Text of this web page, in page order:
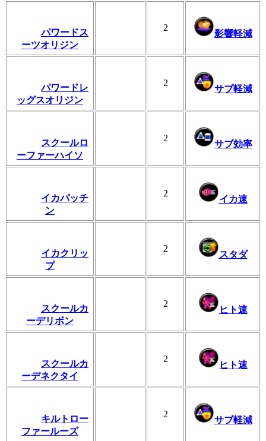
パワードス
ーツオリジン
2
影響軽減
パワードレ
ッグスオリジン
2
サブ軽減
スクールロ
ーファーハイソ
2
サブ効率
イカパッチ
ン
2
イカ速
イカクリッ
プ
2
スタダ
スクールカ
ーデリボン
2
ヒト速
スクールカ
ーデネクタイ
2
ヒト速
キルトロー
ファールーズ
2
サブ軽減